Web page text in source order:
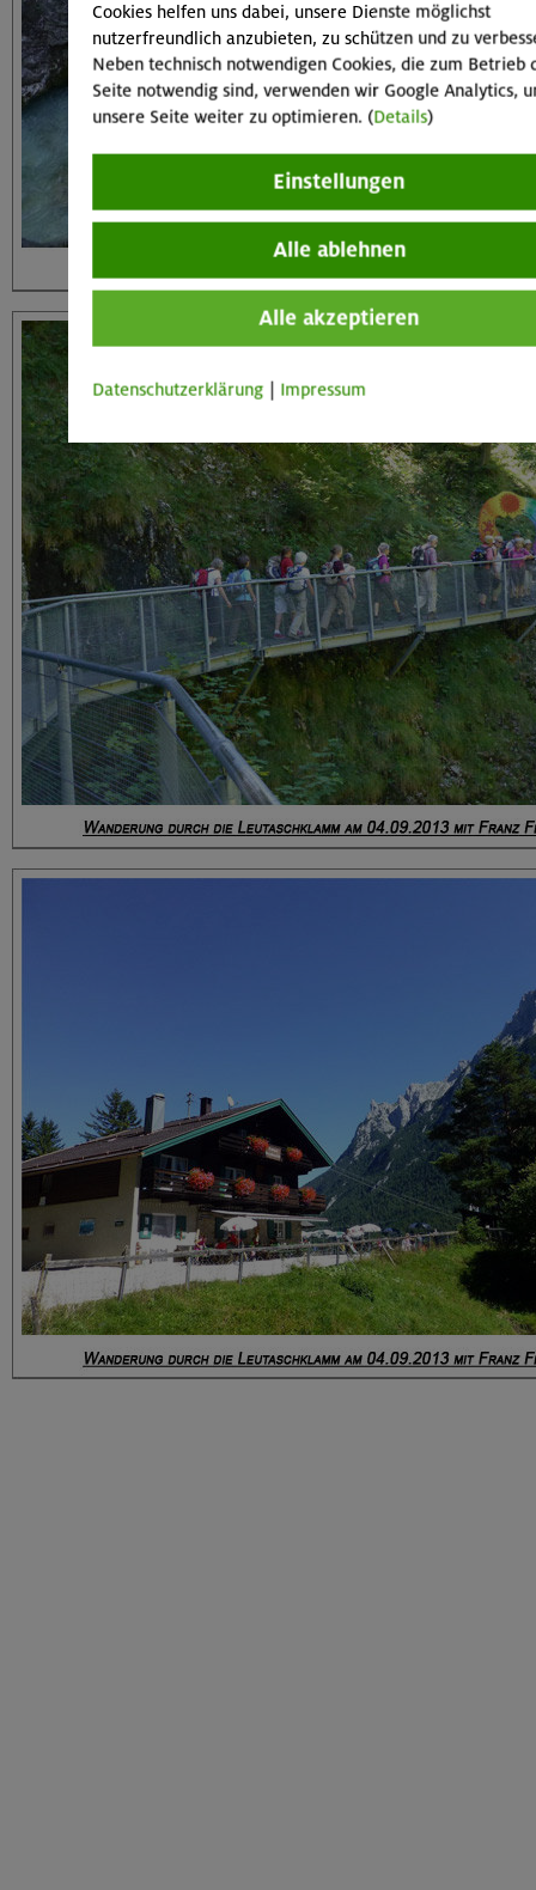
Cookies helfen uns dabei, unsere Dienste möglichst
nutzerfreundlich anzubieten, zu schützen und zu
Neben technisch notwendigen Cookies, die zum Betrieb
Seite notwendig sind, verwenden wir Google Analytics,
unsere Seite weiter zu optimieren. (Details)
Einstellungen
Alle ablehnen
Alle akzeptieren
Datenschutzerklärung Impressum